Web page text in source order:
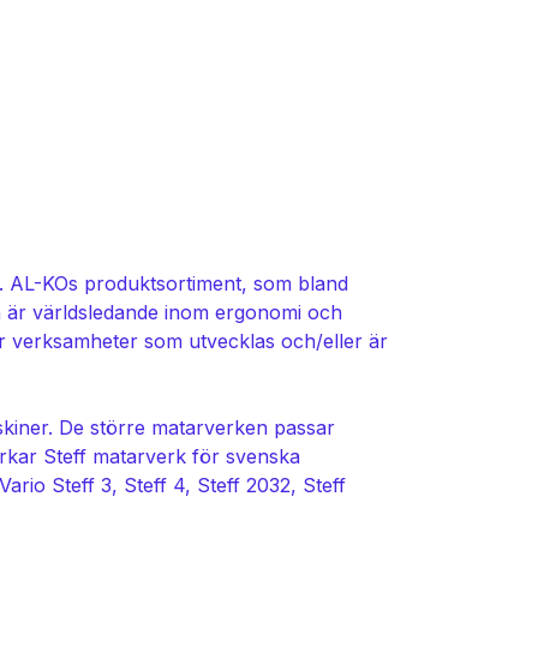
KOs produktsortiment, som bland
världsledande inom ergonomi och
verksamheter som utvecklas och/eller är
De större matarverken passar
Steff matarverk för svenska
Steff 3, Steff 4, Steff 2032, Steff